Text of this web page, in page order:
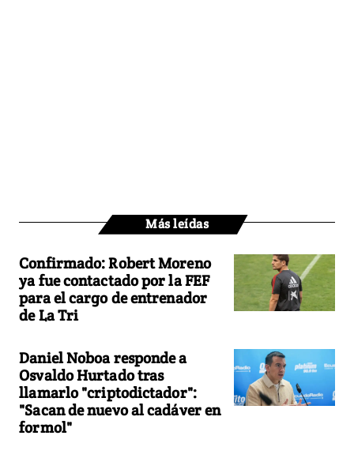
Más leídas
Confirmado: Robert Moreno
ya fue contactado por la FEF
para el cargo de entrenador
de La Tri
Daniel Noboa responde a
Osvaldo Hurtado tras
llamarlo "criptodictador":
"Sacan de nuevo al cadáver en
formol"